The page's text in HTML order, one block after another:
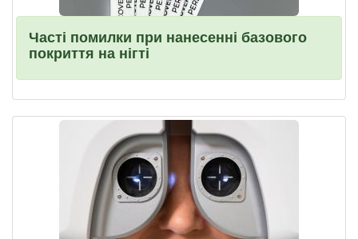
Часті помилки при нанесенні базового
покриття на нігті